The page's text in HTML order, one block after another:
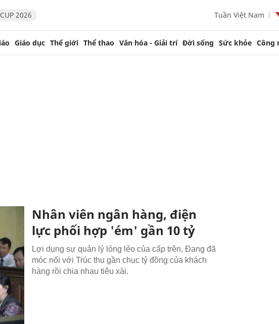
2026 Tuần Việt Nam
Giáo dục Thế giới Thể thao Văn hóa - Giải trí Đời sống Sức khỏe Công
Nhân viên ngân hàng, điện
lực phối hợp 'ém' gần 10 tỷ
Lợi dụng sự quản lý lỏng lẻo của cấp trên, Đang đã
móc nối với Trúc thu gần chục tỷ đồng của khách
hàng rồi chia nhau tiêu xài.